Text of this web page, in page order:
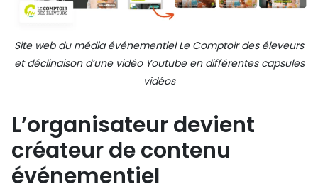
Site web du média événementiel Le Comptoir des éleveurs
et déclinaison d’une vidéo Youtube en différentes capsules
vidéos
L’organisateur devient
créateur de contenu
événementiel